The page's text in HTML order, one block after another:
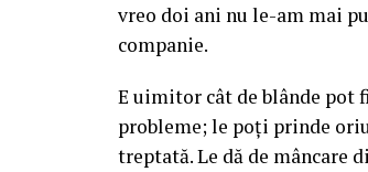
vreo doi ani nu le-am mai
companie.
E uimitor cât de blânde pot
probleme; le poți prinde
treptată. Le dă de mâncare